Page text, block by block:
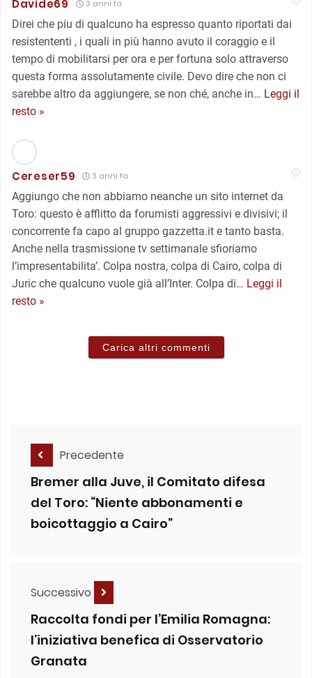
Davide69 3 anni fa
Direi che piu di qualcuno ha espresso quanto riportati dai
resistententi , i quali in più hanno avuto il coraggio e il
tempo di mobilitarsi per ora e per fortuna solo attraverso
questa forma assolutamente civile. Devo dire che non ci
sarebbe altro da aggiungere, se non ché, anche in… Leggi il
resto »
Cereser59 3 anni fa
Aggiungo che non abbiamo neanche un sito internet da
Toro: questo è afflitto da forumisti aggressivi e divisivi; il
concorrente fa capo al gruppo gazzetta.it e tanto basta.
Anche nella trasmissione tv settimanale sfioriamo
l’impresentabilita’. Colpa nostra, colpa di Cairo, colpa di
Juric che qualcuno vuole già all’Inter. Colpa di… Leggi il
resto »
Carica altri commenti
Precedente
Bremer alla Juve, il Comitato difesa
del Toro: “Niente abbonamenti e
boicottaggio a Cairo”
Successivo
Raccolta fondi per l’Emilia Romagna:
l’iniziativa benefica di Osservatorio
Granata